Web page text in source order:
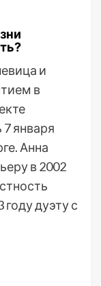
и
в
января
Анна
в 2002
дуэту с